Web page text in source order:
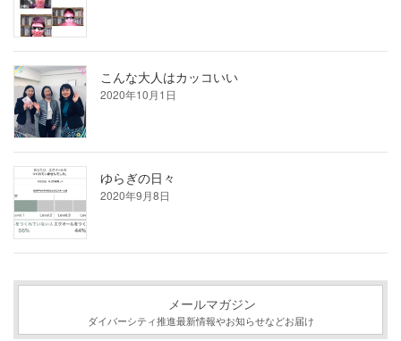
こんな大人はカッコいい
2020年10月1日
ゆらぎの日々
2020年9月8日
メールマガジン
ダイバーシティ推進最新情報やお知らせなどお届け